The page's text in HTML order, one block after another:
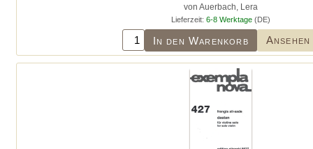
von Auerbach, Lera
Lieferzeit: 6-8 Werktage (DE)
In den Warenkorb Ansehen